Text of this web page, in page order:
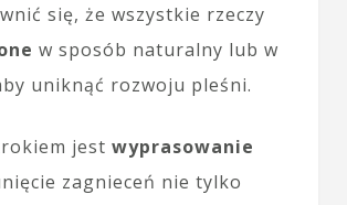
się, że wszystkie rzeczy
w sposób naturalny lub w
uniknąć rozwoju pleśni.
jest wyprasowanie
zagnieceń nie tylko